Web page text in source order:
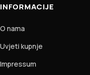
INFORMACIJE
O nama
Uvjeti kupnje
Impressum